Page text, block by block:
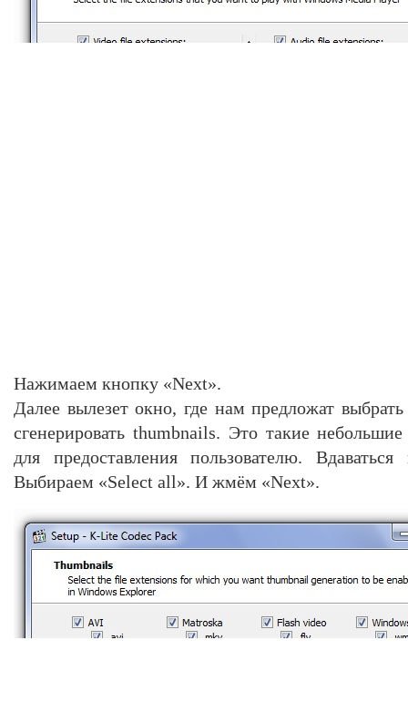
Нажимаем кнопку «Next».
Далее вылезет окно, где нам предложат
сгенерировать thumbnails. Это такие
для предоставления пользователю.
Выбираем «Select all». И жмём «Next».